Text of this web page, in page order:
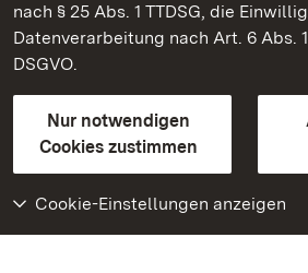
nach § 25 Abs. 1 TTDSG, die
Datenverarbeitung nach Art. 6 Abs.
DSGVO.
Nur notwendigen
Cookies zustimmen
Cookie-Einstellungen anzeigen
Staatliche Schlösser und Gärten
Kontakt
GebärdenspracheLeichte Sprache
Erklärung zur Barrierefreiheit
BITV-konform (geprüfte Seiten)
Weiteres